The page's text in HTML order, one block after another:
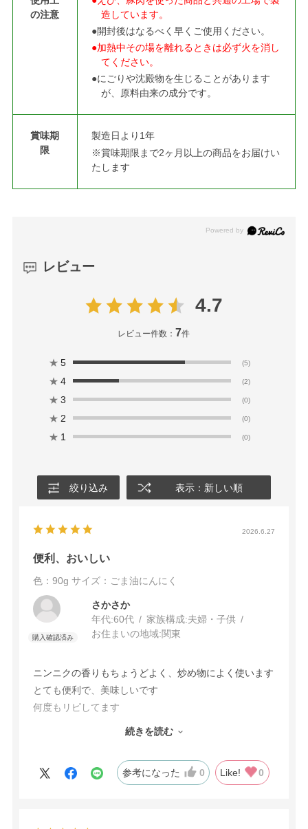
の注意
造しています。
●開封後はなるべく早くご使用ください。
●加熱中その場を離れるときは必ず火を消し
てください。
●にごりや沈殿物を生じることがあります
が、原料由来の成分です。
賞味期
限
製造日より1年
※賞味期限まで2ヶ月以上の商品をお届けい
たします
レビュー
4.7
レビュー件数： 7件
★ 5 (5)
★ 4 (2)
★ 3 (0)
★ 2 (0)
★ 1 (0)
絞り込み 表示：新しい順
2026.6.27
便利、おいしい
色：90g サイズ：ごま油にんにく
さかさか
年代:60代 家族構成:夫婦・子供
お住まいの地域:関東
ニンニクの香りもちょうどよく、炒め物によく使います
とても便利で、美味しいです
何度もリピしてます
小さいのですぐになくなってしまい、大きいサイズがで
続きを読む
参考になった 0 Like! 0